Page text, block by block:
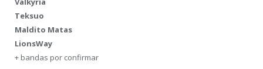
Teksuo
Maldito Matas
LionsWay
+ bandas por confirmar